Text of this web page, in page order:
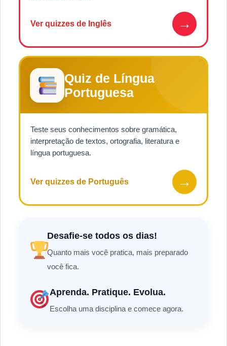
Ver quizzes de Inglês →
Quiz de Língua
Portuguesa
Teste seus conhecimentos sobre gramática,
interpretação de textos, ortografia, literatura e
língua portuguesa.
Ver quizzes de Português →
Desafie-se todos os dias!
Quanto mais você pratica, mais preparado
você fica.
Aprenda. Pratique. Evolua.
Escolha uma disciplina e comece agora.